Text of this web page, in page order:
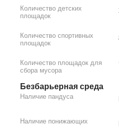
Количество детских
площадок
Количество спортивных
площадок
Количество площадок для
сбора мусора
Безбарьерная среда
Наличие пандуса
Наличие понижающих